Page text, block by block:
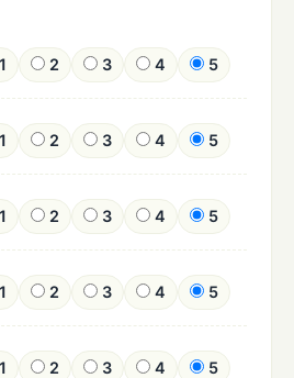
1 2 3 4 5
1 2 3 4 5
1 2 3 4 5
1 2 3 4 5
1 2 3 4 5